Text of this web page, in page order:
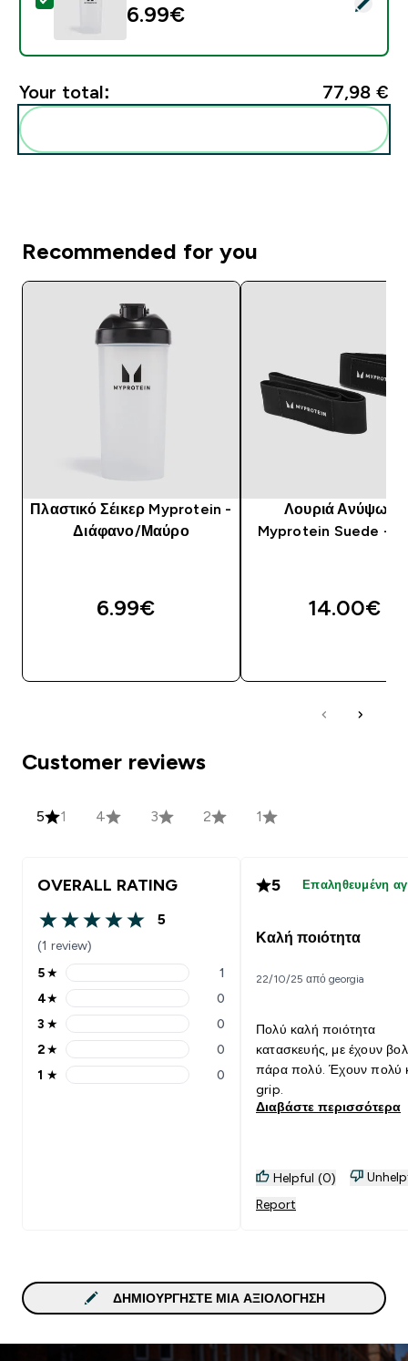
6.99€‎
Your total: 77,98 €‎
Recommended for you
Πλαστικό Σέικερ Myprotein -
Διάφανο/Μαύρο
6.99€‎
Λουριά
Myprotein Suede -
14.00€‎
Customer reviews
5 1 4 3 2 1
OVERALL RATING
5 out of 5 stars
5
(1 review)
5 stars rating 1 reviews
5★ 1
4 stars rating 0 reviews
4★ 0
3 stars rating 0 reviews
3 ★ 0
2 stars rating 0 reviews
2★ 0
1 stars rating 0 reviews
1 ★ 0
5 Επαληθευμένη
Καλή ποιότητα
22/10/25 από georgia
Πολύ καλή ποιότητα
κατασκευής, με έχουν
πάρα πολύ. Έχουν πολύ
grip.
Διαβάστε περισσότερα
Helpful (0)
Report
ΔΗΜΙΟΥΡΓΉΣΤΕ ΜΙΑ ΑΞΙΟΛΌΓΗΣΗ